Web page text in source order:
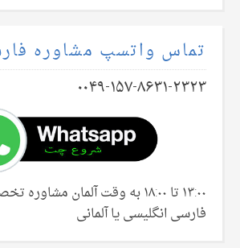
تماس واتسپ مشاوره
۰۰۴۹-۱۵۷-۸۶۳۱-۲۳۲۳
۱۳:۰۰ تا ۱۸:۰۰ به وقت آلمان
فارسی انگلیسی یا آلمانی